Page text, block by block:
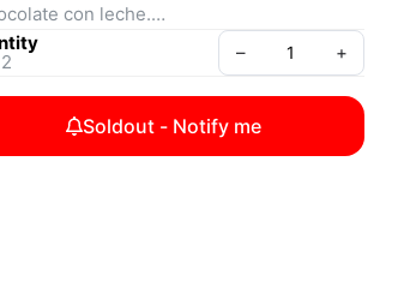
con leche.
– +
Soldout - Notify me